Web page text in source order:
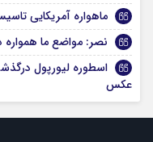
ماهواره آمریکایی
نصر: مواضع ما همواره
اسطوره لیورپول
عکس